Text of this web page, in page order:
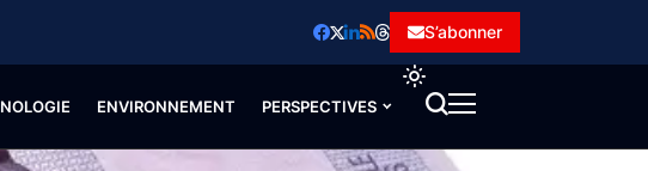
S’abonner
ENVIRONNEMENT PERSPECTIVES